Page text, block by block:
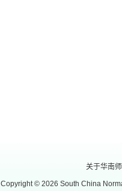
关于华南
Copyright © 2026 South China